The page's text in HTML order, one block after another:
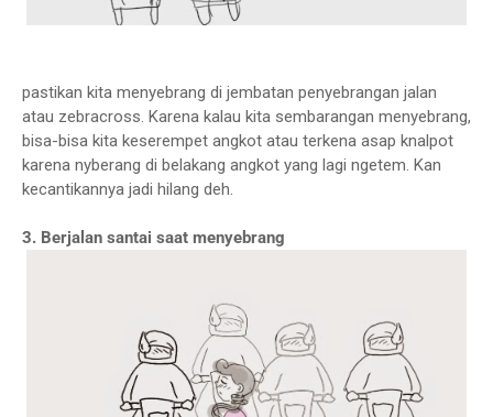
pastikan kita menyebrang di jembatan penyebrangan jalan
atau zebracross. Karena kalau kita sembarangan menyebrang,
bisa-bisa kita keserempet angkot atau terkena asap knalpot
karena nyberang di belakang angkot yang lagi ngetem. Kan
kecantikannya jadi hilang deh.
3. Berjalan santai saat menyebrang